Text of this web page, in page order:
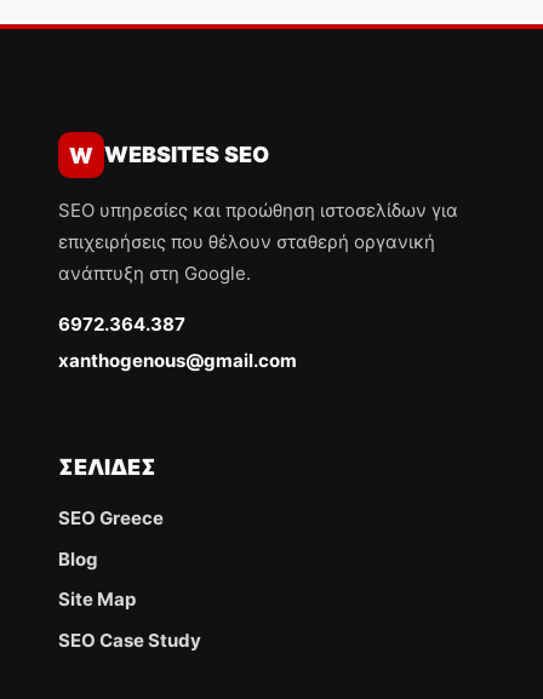
W WEBSITES SEO
SEO υπηρεσίες και προώθηση ιστοσελίδων για
επιχειρήσεις που θέλουν σταθερή οργανική
ανάπτυξη στη Google.
6972.364.387
xanthogenous@gmail.com
ΣΕΛΊΔΕΣ
SEO Greece
Blog
Site Map
SEO Case Study